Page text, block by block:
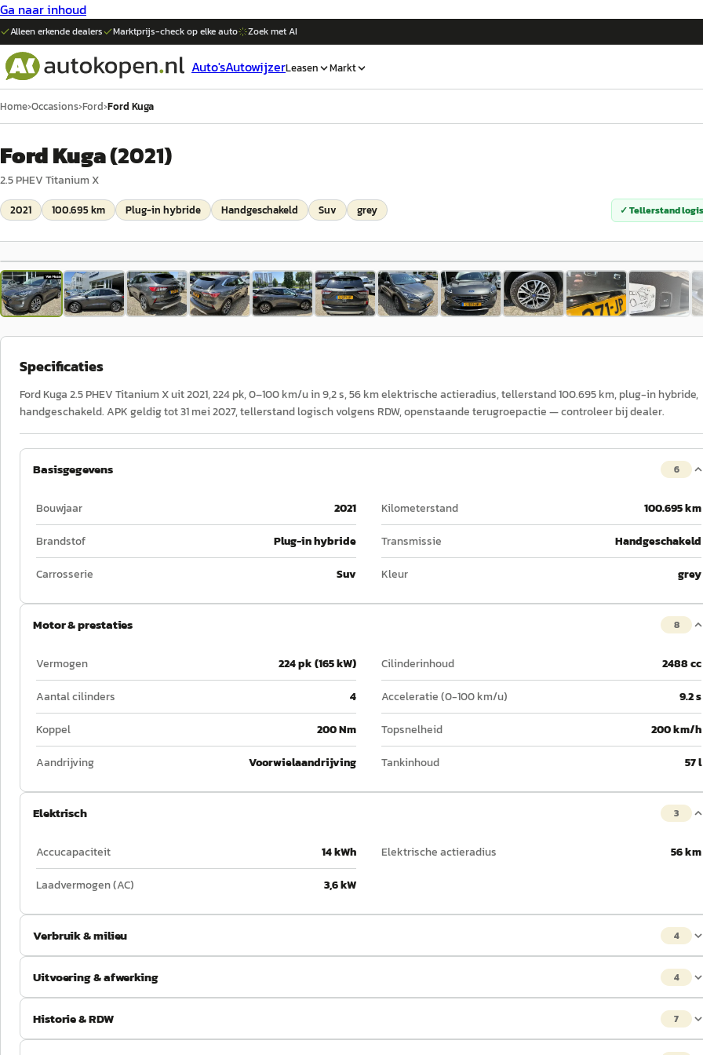
Ga naar inhoud
Alleen erkende dealers Marktprijs-check op elkeauto Zoek met AI
Auto'sAutowijzerLeasen Markt
Home›Occasions›Ford›Ford Kuga
Ford Kuga(2021)
2.5 PHEV Titanium X
✓ Tellerstand
2021 100.695 km Plug-in hybride Handgeschakeld Suv grey
1
Specificaties
Ford Kuga 2.5 PHEV Titanium X uit 2021, 224 pk, 0–100 km/u in 9,2 s, 56 km elektrische actieradius, tellerstand 100.695 km, plug-in hybride,
handgeschakeld. APK geldig tot 31 mei 2027, tellerstand logisch volgens RDW, openstaande terugroepactie — controleer bij dealer.
Basisgegevens 6
Bouwjaar 2021 Kilometerstand
100.695 km
Brandstof
Plug-in hybride Transmissie
Handgeschakeld
Carrosserie
Suv Kleur grey
Motor & prestaties 8
Vermogen 224 pk (165 kW) Cilinderinhoud
2488 cc
Aantal cilinders
4 Acceleratie (0-100 km/u)
9.2 s
Koppel
200 Nm Topsnelheid
200 km/h
Aandrijving
Voorwielaandrijving Tankinhoud 57 l
Elektrisch 3
Accucapaciteit 14 kWh Elektrische actieradius
56 km
Laadvermogen (AC)
3,6 kW
Verbruik & milieu 4
Uitvoering & afwerking 4
Historie & RDW 7